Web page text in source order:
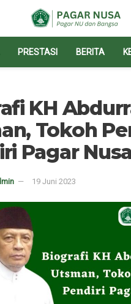
PRESTASI BERITA
KH
Tokoh
Pagar
19 Juni 2023